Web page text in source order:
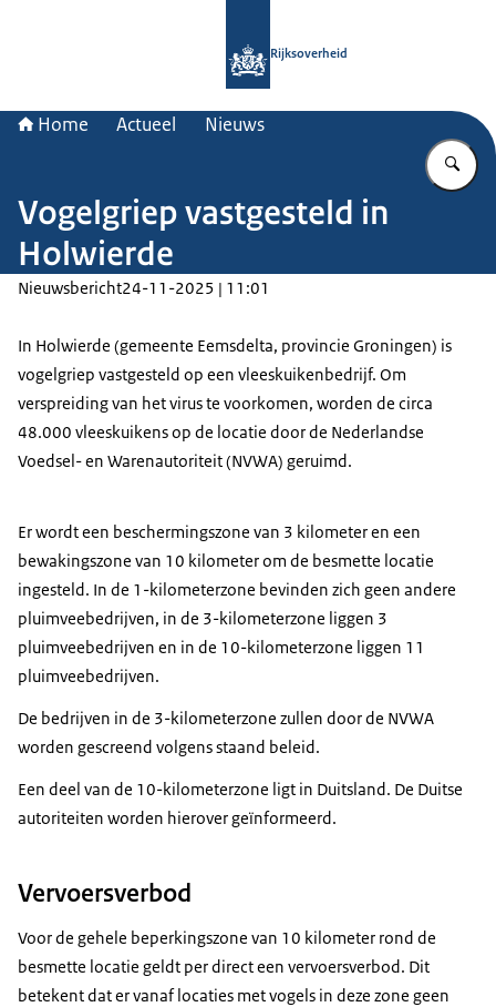
Rijksoverheid
Home Actueel Nieuws
Vogelgriep vastgesteld in
Holwierde
Nieuwsbericht24-11-2025 | 11:01
In Holwierde (gemeente Eemsdelta, provincie Groningen) is
vogelgriep vastgesteld op een vleeskuikenbedrijf. Om
verspreiding van het virus te voorkomen, worden de circa
48.000 vleeskuikens op de locatie door de Nederlandse
Voedsel- en Warenautoriteit (NVWA) geruimd.
Er wordt een beschermingszone van 3 kilometer en een
bewakingszone van 10 kilometer om de besmette locatie
ingesteld. In de 1-kilometerzone bevinden zich geen andere
pluimveebedrijven, in de 3-kilometerzone liggen 3
pluimveebedrijven en in de 10-kilometerzone liggen 11
pluimveebedrijven.
De bedrijven in de 3-kilometerzone zullen door de NVWA
worden gescreend volgens staand beleid.
Een deel van de 10-kilometerzone ligt in Duitsland. De Duitse
autoriteiten worden hierover geïnformeerd.
Vervoersverbod
Voor de gehele beperkingszone van 10 kilometer rond de
besmette locatie geldt per direct een vervoersverbod. Dit
betekent dat er vanaf locaties met vogels in deze zone geen